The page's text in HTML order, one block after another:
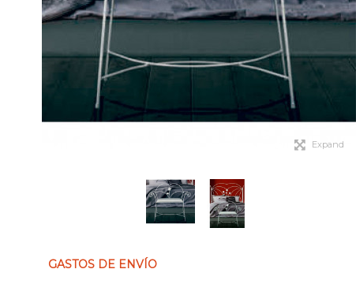
Expand
GASTOS DE ENVÍO